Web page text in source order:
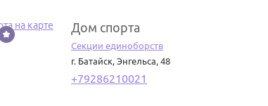
Дом спорта
Секции единоборств
г. Батайск, Энгельса, 48
+79286210021